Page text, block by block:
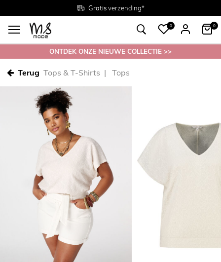
Gratisverzending*
Maten38 - 54
Gratisretourneren in de winkel
0 0
ONTDEK ONZE NIEUWE COLLECTIE >>
Terug Tops & T-Shirts Tops